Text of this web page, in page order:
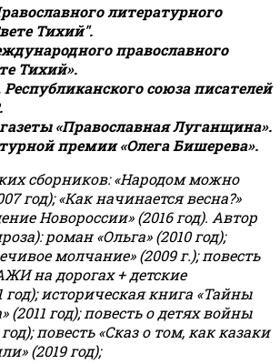
литературного
Тихий".
православного
Тихий».
союза писателей
«Православная Луганщина».
премии «Олега Бишерева».
сборников: «Народом можно
год); «Как начинается весна?»
Новороссии» (2016 год). Автор
роман «Ольга» (2010 год);
молчание» (2009 г.); повесть
на дорогах + детские
историческая книга «Тайны
(2011 год); повесть о детях войны
год); повесть «Сказ о том, как казаки
(2019 год);